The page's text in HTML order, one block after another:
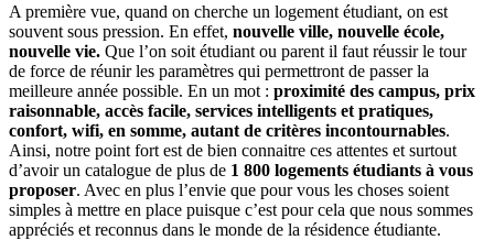
A première vue, quand on cherche un logement étudiant, on est
souvent sous pression. En effet, nouvelle ville, nouvelle école,
nouvelle vie. Que l’on soit étudiant ou parent il faut réussir le tour
de force de réunir les paramètres qui permettront de passer la
meilleure année possible. En un mot : proximité des campus, prix
raisonnable, accès facile, services intelligents et pratiques,
confort, wifi, en somme, autant de critères incontournables.
Ainsi, notre point fort est de bien connaitre ces attentes et surtout
d’avoir un catalogue de plus de 1 800 logements étudiants à vous
proposer. Avec en plus l’envie que pour vous les choses soient
simples à mettre en place puisque c’est pour cela que nous sommes
appréciés et reconnus dans le monde de la résidence étudiante.